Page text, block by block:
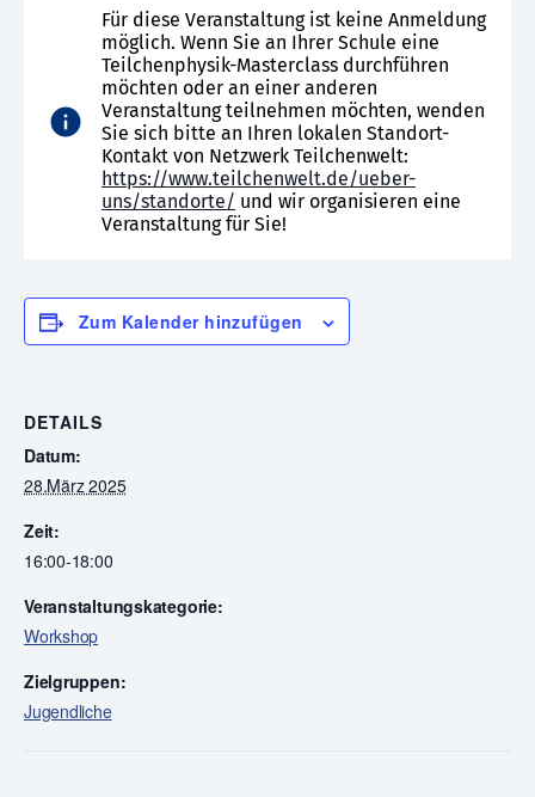
Für diese Veranstaltung ist keine Anmeldung
möglich. Wenn Sie an Ihrer Schule eine
Teilchenphysik-Masterclass durchführen
möchten oder an einer anderen
Veranstaltung teilnehmen möchten, wenden
Sie sich bitte an Ihren lokalen Standort-
Kontakt von Netzwerk Teilchenwelt:
https://www.teilchenwelt.de/ueber-
uns/standorte/ und wir organisieren eine
Veranstaltung für Sie!
Zum Kalender hinzufügen
DETAILS
Datum:
28.März 2025
Zeit:
16:00-18:00
Veranstaltungskategorie:
Workshop
Zielgruppen:
Jugendliche